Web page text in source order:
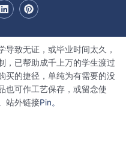
L
i
d
i
n
P
i
r
e
s
t
导致无证，或毕业时间太久，
，已帮助成千上万的学生渡过
买的捷径，单纯为有需要的没
也可作工艺保存，或留念使
站外链接Pin。